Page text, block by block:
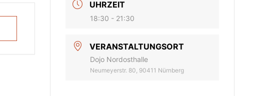
UHRZEIT
18:30 - 21:30
VERANSTALTUNGSORT
Dojo Nordosthalle
Neumeyerstr. 80, 90411 Nürnberg